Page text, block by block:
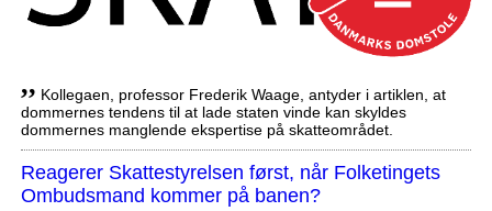
,, Kollegaen, professor Frederik Waage, antyder i artiklen, at
dommernes tendens til at lade staten vinde kan skyldes
dommernes manglende ekspertise på skatteområdet.
Reagerer Skattestyrelsen først, når Folketingets
Ombudsmand kommer på banen?